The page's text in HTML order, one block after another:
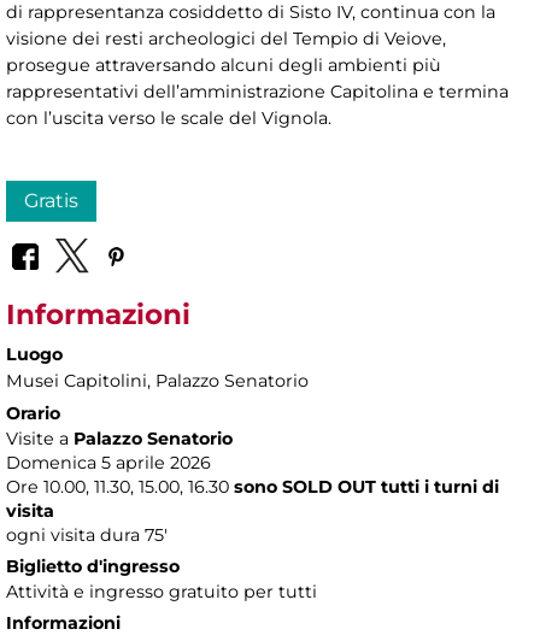
di rappresentanza cosiddetto di Sisto IV, continua con la
visione dei resti archeologici del Tempio di Veiove,
prosegue attraversando alcuni degli ambienti più
rappresentativi dell’amministrazione Capitolina e termina
con l’uscita verso le scale del Vignola.
Gratis
Informazioni
Luogo
Musei Capitolini, Palazzo Senatorio
Orario
Visite a Palazzo Senatorio
Domenica 5 aprile 2026
Ore 10.00, 11.30, 15.00, 16.30 sono SOLD OUT tutti i turni di
visita
ogni visita dura 75'
Biglietto d'ingresso
Attività e ingresso gratuito per tutti
Informazioni